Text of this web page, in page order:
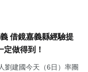
借鏡嘉義縣經驗提
做得到！
劉建國今天（6日）率團